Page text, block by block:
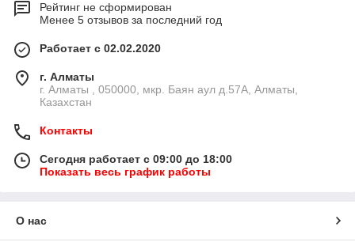
Рейтинг не сформирован
Менее 5 отзывов за последний год
Работает с 02.02.2020
г. Алматы
г. Алматы , 050000, мкр. Баян аул д.57А, Алматы,
Казахстан
Контакты
Сегодня работает с 09:00 до 18:00
Показать весь график работы
О нас